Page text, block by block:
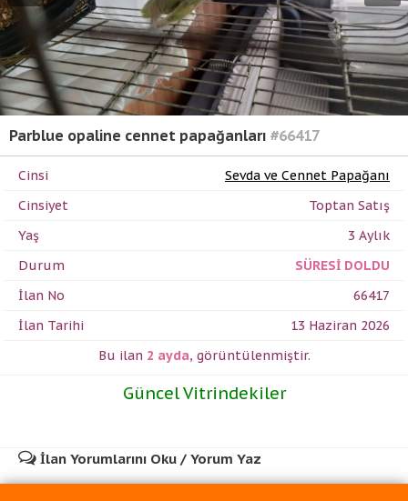
Parblue opaline cennet papağanları #66417
Cinsi
Sevda ve Cennet Papağanı
Cinsiyet
Toptan Satış
Yaş
3 Aylık
Durum
SÜRESİ DOLDU
İlan No
66417
İlan Tarihi
13 Haziran 2026
Bu ilan 2 ayda, görüntülenmiştir.
Güncel Vitrindekiler
İlan Yorumlarını Oku / Yorum Yaz